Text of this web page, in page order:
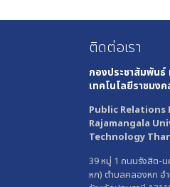
ติดต่อเรา
กองประชาสัมพันธ์
เทคโนโลยีราชมง
Public Relations
Rajamangala
Technology
39 หมู่ 1 ถนนรังสิต-
หก) ตำบลคลองหก อ